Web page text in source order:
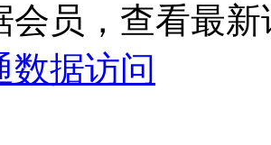
会员，查看最
数据访问